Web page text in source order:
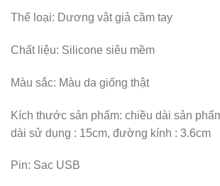
Thể loại: Dương vật giả cầm tay
Chất liệu: Silicone siêu mềm
Màu sắc: Màu da giống thật
Kích thước sản phẩm: chiều dài sản
dài sử dụng : 15cm, đường kính : 3.6cm
Pin: Sac USB